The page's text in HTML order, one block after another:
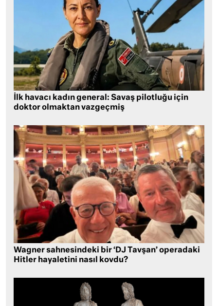
İlk havacı kadın general: Savaş pilotluğu için
doktor olmaktan vazgeçmiş
Wagner sahnesindeki bir ‘DJ Tavşan’ operadaki
Hitler hayaletini nasıl kovdu?